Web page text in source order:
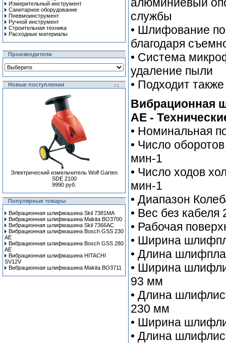
Измерительный инструмент
Санитарное оборудование
Пневмоинструмент
Ручной инcтрумент
Строительная техника
Расходные материалы
Производители
Новые поступления
Электрический измельчитель Wolf Garten
SDE 2100
9990 руб.
Популярные товары
Вибрационная шлифмашина Skil 7381MA
Вибрационная шлифмашина Makita BO3700
Вибрационная шлифмашина Skil 7366AC
Вибрационная шлифмашина Bosch GSS 230
AE
Вибрационная шлифмашина Bosch GSS 280
AE
Вибрационная шлифмашина HITACHI
SV12V
Вибрационная шлифмашина Makita BO3711
службы
• Шлифование
благодаря
• Система
удаление пыли
• Подходит
Вибрационная
AE -
• Номинальная
• Число
мин-1
• Число ходов
мин-1
• Диапазон
• Вес без кабеля
• Рабочая
• Ширина
• Длина
• Ширина
93 мм
• Длина
230 мм
• Ширина
• Длина